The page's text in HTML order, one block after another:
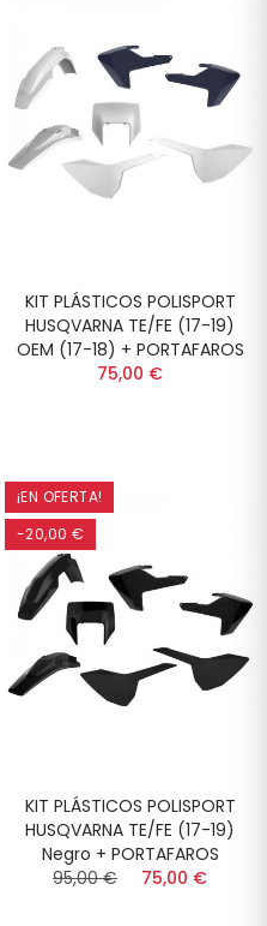
KIT PLÁSTICOS POLISPORT
HUSQVARNA TE/FE (17-19)
OEM (17-18) + PORTAFAROS
75,00 €
¡EN OFERTA!
-20,00 €
KIT PLÁSTICOS POLISPORT
HUSQVARNA TE/FE (17-19)
Negro + PORTAFAROS
95,00 €
75,00 €